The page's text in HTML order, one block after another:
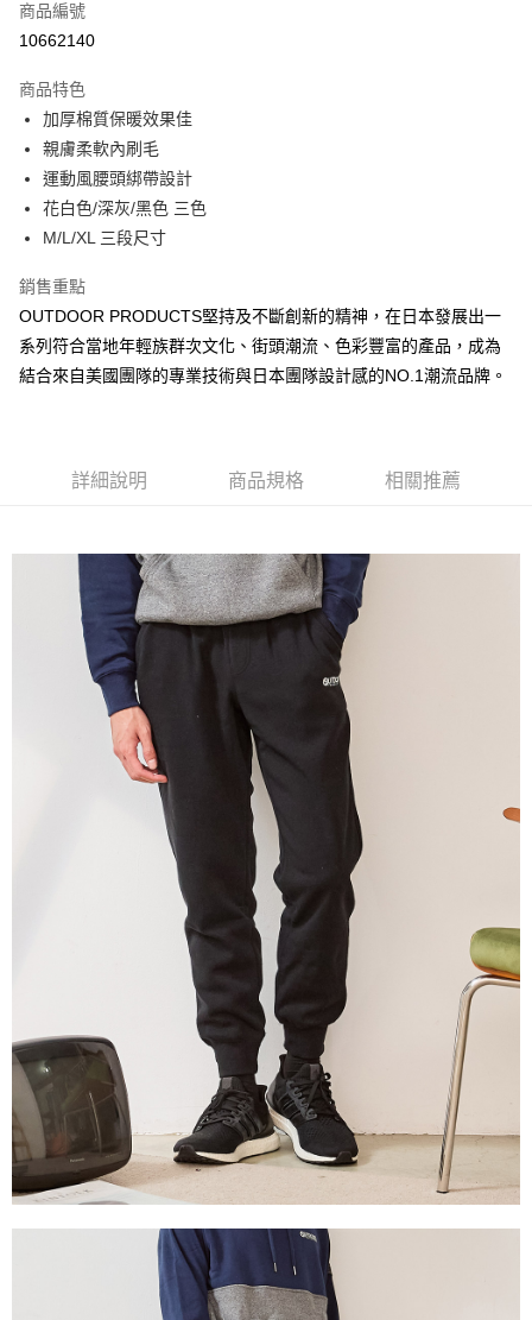
信用卡分期付款
合作金庫商業銀行
華南商業銀行
上海商業儲蓄銀行
國泰世華商業銀行
臺灣中小企業銀行
匯豐（台灣）商業銀行
聯邦商業銀行
元大商業銀行
台新國際商業銀行
中國信託商業銀行
台灣樂天信用卡公司
6 期 0 利率 每期
華南商業銀行
上海商業儲蓄銀行
國泰世華商業銀行
臺灣中小企業銀行
聯邦商業銀行
元大商業銀行
永豐商業銀行
玉山商業銀行
星展（台灣）商業銀行
台新國際商業銀行
台灣樂天信用卡公司
超商取貨付款
LINE Pay
Apple Pay
悠遊付
AFTEE先享後付
相關說明
【關於「AFTEE先享後付」】
３．安心：先確認商品／服務後，再付款。
結帳頁面，進行簡訊認證並確認金額後，即可完成結帳。
２．訂單成立數日內，您將收到繳費通知簡訊。
３．收到繳費通知簡訊後14天內，點擊此簡訊中的連結，可透過四大超商／
ATM／網路銀行／等多元方式進行付款，方視為交易完成。
※ 請注意：結帳手續完成當下不需立刻繳費，但若您需要取消訂單，請聯絡
購買商品的店家。未經商家同意取消之訂單仍視為有效，需透過AFTEE先享
後付繳納相關費用。
※ 交易是否成功請以「AFTEE先享後付 」之結帳頁面顯示為準，若有關於
是否繳費成功／繳費後需取消欲退款等相關疑問，請聯繫「AFTEE先享後付
客戶支援中心」 https://netprotections.freshdesk.com/support/home
１．透過由恩沛科技股份有限公司提供之「AFTEE先享後付」服務完成之交
易，需依本服務之必要範圍內提供個人資料，並將交易相關給付款項請求債
權轉讓予恩沛科技股份有限公司。
２．關於個人資料處理事宜，請瀏覽以下網址：
https://aftee.tw/terms/#terms3
３．未成年的使用者請事先徵得法定代理人或監護人之同意方可使用
「AFTEE先享後付」，若未經同意申辦者引起之損失，本公司不負相關責
４．使用「AFTEE先享後付」時，將依據個別帳號之用戶狀況，依本公司即
時審查核予不同之上限額度；若仍有額度不足之情形，本公司將視審查結果
請求用戶進行身份認證。
５．嚴禁一人註冊多個帳號或使用他人資訊註冊。若發現惡意使用之情形，
恩沛科技股份有限公司將有權停止該用戶之使用額度並採取法律行動。
全家取貨付款
付款後全家取貨
每筆NT$80，滿NT$1,000(含以上)免運費
萊爾富取貨付款
每筆NT$80，滿NT$1,000(含以上)免運費
付款後萊爾富取貨
每筆NT$80，滿NT$1,000(含以上)免運費
每筆NT$80，滿NT$1,000(含以上)免運費
每筆NT$80，滿NT$1,000(含以上)免運費
每筆NT$80，滿NT$1,000(含以上)免運費
每筆NT$200
海外宅配 查看運費
商品編號
10662140
商品特色
加厚棉質保暖效果佳
親膚柔軟內刷毛
運動風腰頭綁帶設計
花白色/深灰/黑色 三色
M/L/XL 三段尺寸
銷售重點
OUTDOOR PRODUCTS堅持及不斷創新的精神，在日本發展出一
系列符合當地年輕族群次文化、街頭潮流、色彩豐富的產品，成為
結合來自美國團隊的專業技術與日本團隊設計感的NO.1潮流品牌。
詳細說明 商品規格 相關推薦